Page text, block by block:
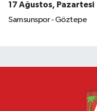
17 Ağustos, Pazartesi
Samsunspor - Göztepe